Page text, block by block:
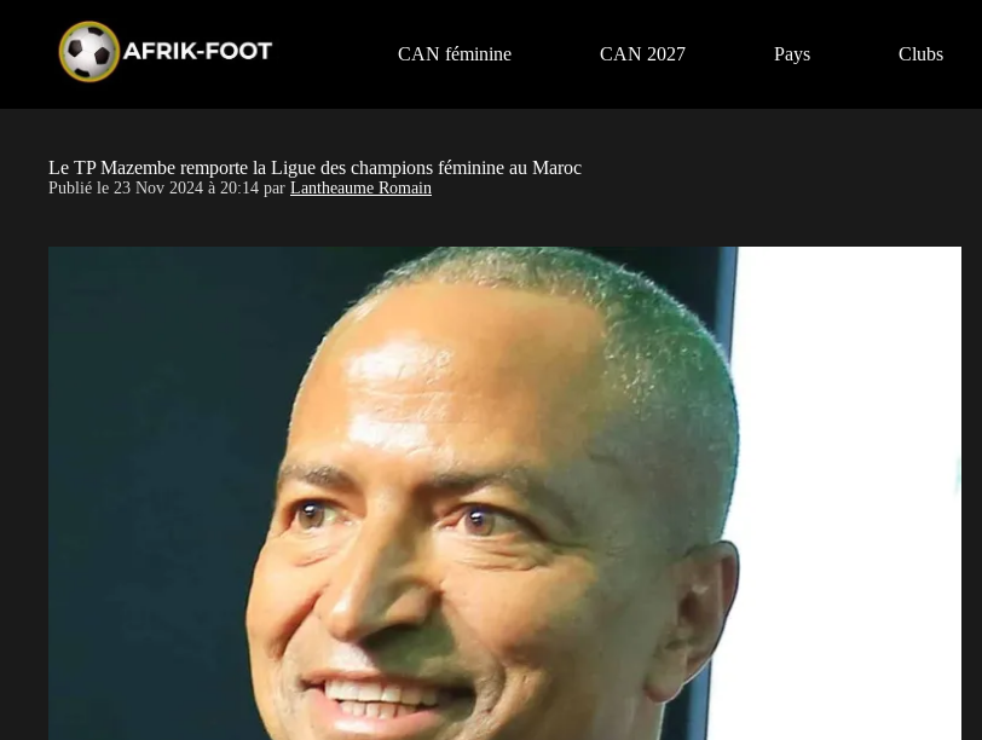
CAN féminine CAN 2027 Pays Clubs
Le TP Mazembe remporte la Ligue des champions féminine au Maroc
Publié le 23 Nov 2024 à 20:14 par Lantheaume Romain